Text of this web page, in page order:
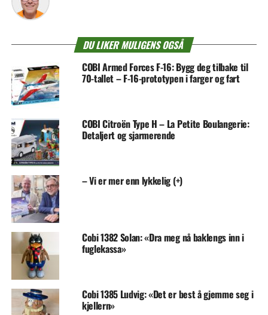
DU LIKER MULIGENS OGSÅ
COBI Armed Forces F-16: Bygg deg tilbake til
70-tallet – F-16-prototypen i farger og fart
COBI Citroën Type H – La Petite Boulangerie:
Detaljert og sjarmerende
– Vi er mer enn lykkelig (+)
Cobi 1382 Solan: «Dra meg nå baklengs inn i
fuglekassa»
Cobi 1385 Ludvig: «Det er best å gjemme seg i
kjellern»